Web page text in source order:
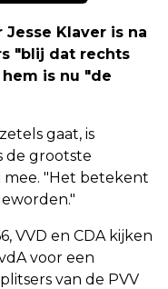
Jesse Klaver is na
"blij dat rechts
is nu "de
gaat, is
de grootste
mee. "Het betekent
VVD en CDA kijken
voor een
van de PVV